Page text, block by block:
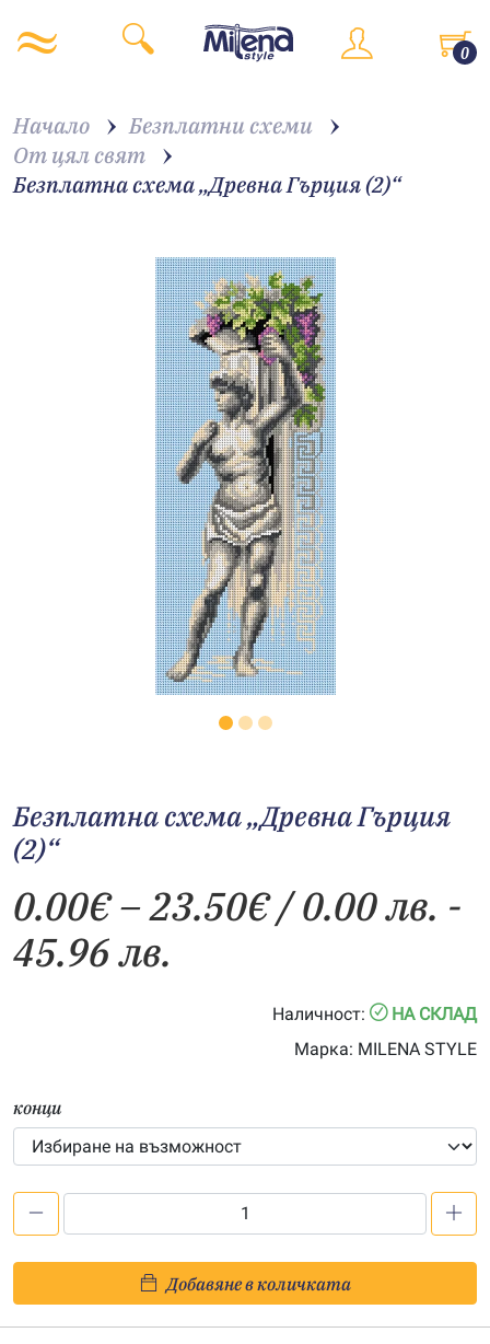
0
Начало
Безплатни схеми
От цял свят
Безплатна схема „Древна Гърция (2)“
Безплатна схема „Древна Гърция
(2)“
0.00€–23.50€Price
0.00€
through
/ 0.00 лв. -
45.96 лв.
Наличност:
НА СКЛАД
Марка: MILENA STYLE
конци
схема
„Древна
Добавяне в количката